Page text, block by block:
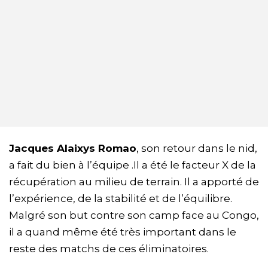
Jacques Alaixys Romao, son retour dans le nid,
a fait du bien à l’équipe .Il a été le facteur X de la
récupération au milieu de terrain. Il a apporté de
l’expérience, de la stabilité et de l’équilibre.
Malgré son but contre son camp face au Congo,
il a quand même été très important dans le
reste des matchs de ces éliminatoires.